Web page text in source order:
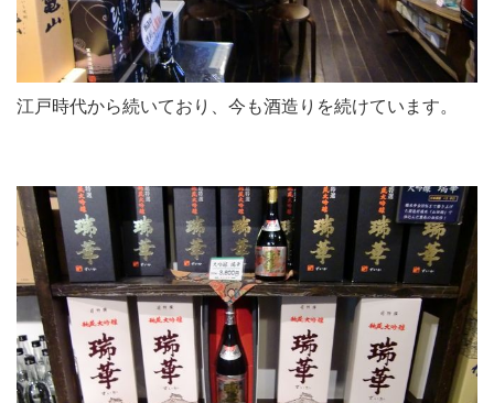
江戸時代から続いており、今も酒造りを続けています。